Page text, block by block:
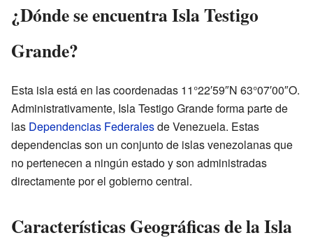
¿Dónde se encuentra Isla Testigo
Grande?
Esta isla está en las coordenadas 11°22′59″N 63°07′00″O.
Administrativamente, Isla Testigo Grande forma parte de
las Dependencias Federalesde Venezuela. Estas
dependencias son un conjunto de islas venezolanas que
no pertenecen a ningún estado y son administradas
directamente por el gobierno central.
Características Geográficas de la Isla